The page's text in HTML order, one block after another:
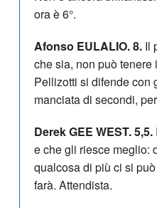
ora è 6°.
Afonso EULALIO. 8. Il
che sia, non può
Pellizotti si difende con
manciata di secondi,
Derek GEE WEST. 5,5.
e che gli riesce meglio:
qualcosa di più ci si
farà. Attendista.